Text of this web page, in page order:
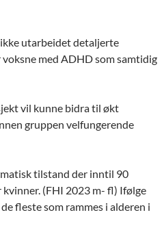
utarbeidet detaljerte
med ADHD som samtidig
vil kunne bidra til økt
gruppen velfungerende
tilstand der inntil 90
kvinner. (FHI 2023 m- fl) Ifølge
fleste som rammes i alderen i